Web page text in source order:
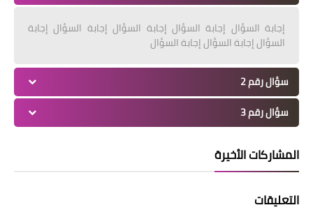
إجابة السؤال إجابة السؤال إجابة السؤال إجابة السؤال إجابة
السؤال إجابة السؤال إجابة السؤال
سؤال رقم 2
سؤال رقم 3
المشاركات الأخيرة
التعليقات